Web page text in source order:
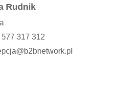
Rudnik
317 312